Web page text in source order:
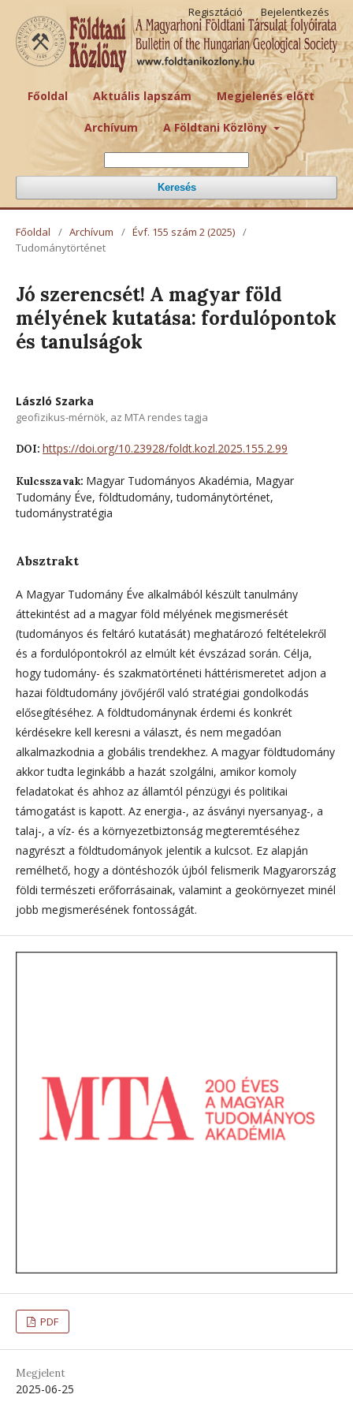
Főoldal Aktuális lapszám Megjelenés előtt
Archívum A Földtani Közlöny
Keresés
Regisztáció Bejelentkezés
Főoldal / Archívum / Évf. 155 szám 2 (2025) /
Tudománytörténet
Jó szerencsét! A magyar föld
mélyének kutatása: fordulópontok
és tanulságok
László Szarka
geofizikus-mérnök, az MTA rendes tagja
DOI: https://doi.org/10.23928/foldt.kozl.2025.155.2.99
Kulcsszavak: Magyar Tudományos Akadémia, Magyar
Tudomány Éve, földtudomány, tudománytörténet,
tudománystratégia
Absztrakt
A Magyar Tudomány Éve alkalmából készült tanulmány
áttekintést ad a magyar föld mélyének megismerését
(tudományos és feltáró kutatását) meghatározó feltételekről
és a fordulópontokról az elmúlt két évszázad során. Célja,
hogy tudomány- és szakmatörténeti háttérismeretet adjon a
hazai földtudomány jövőjéről való stratégiai gondolkodás
elősegítéséhez. A földtudománynak érdemi és konkrét
kérdésekre kell keresni a választ, és nem megadóan
alkalmazkodnia a globális trendekhez. A magyar földtudomány
akkor tudta leginkább a hazát szolgálni, amikor komoly
feladatokat és ahhoz az államtól pénzügyi és politikai
támogatást is kapott. Az energia-, az ásványi nyersanyag-, a
talaj-, a víz- és a környezetbiztonság megteremtéséhez
nagyrészt a földtudományok jelentik a kulcsot. Ez alapján
remélhető, hogy a döntéshozók újból felismerik Magyarország
földi természeti erőforrásainak, valamint a geokörnyezet minél
jobb megismerésének fontosságát.
PDF
Megjelent
2025-06-25